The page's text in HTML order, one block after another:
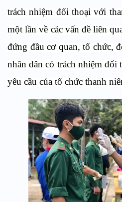
trách nhiệm đối thoại với
một lần về các vấn đề liên
đứng đầu cơ quan, tổ chức,
nhân dân có trách nhiệm đối
yêu cầu của tổ chức thanh